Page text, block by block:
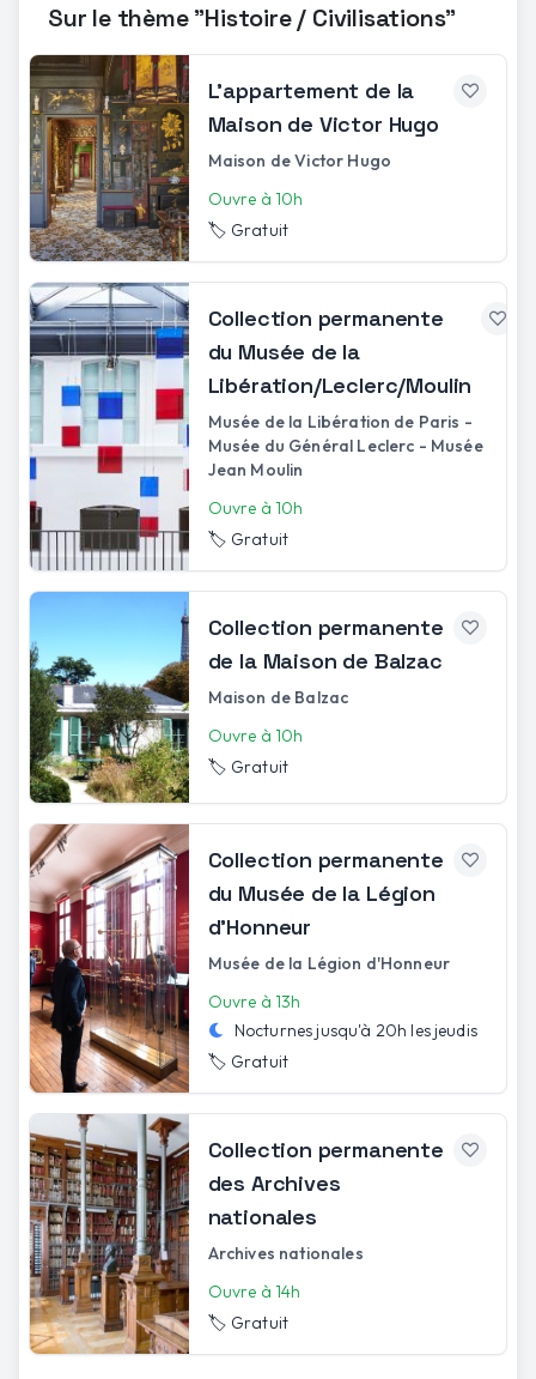
Sur le thème "Histoire / Civilisations"
L'appartement de la
Maison de Victor Hugo
Maison de Victor Hugo
Ouvre à 10h
🏷️ Gratuit
Collection permanente
du Musée de la
Libération/Leclerc/Moulin
Musée de la Libération de Paris -
Musée du Général Leclerc - Musée
Jean Moulin
Ouvre à 10h
🏷️ Gratuit
Collection permanente
de la Maison de Balzac
Maison de Balzac
Ouvre à 10h
🏷️ Gratuit
Collection permanente
du Musée de la Légion
d'Honneur
Musée de la Légion d'Honneur
Ouvre à 13h
Nocturnes jusqu'à 20h les jeudis
🏷️ Gratuit
Collection permanente
des Archives
nationales
Archives nationales
Ouvre à 14h
🏷️ Gratuit